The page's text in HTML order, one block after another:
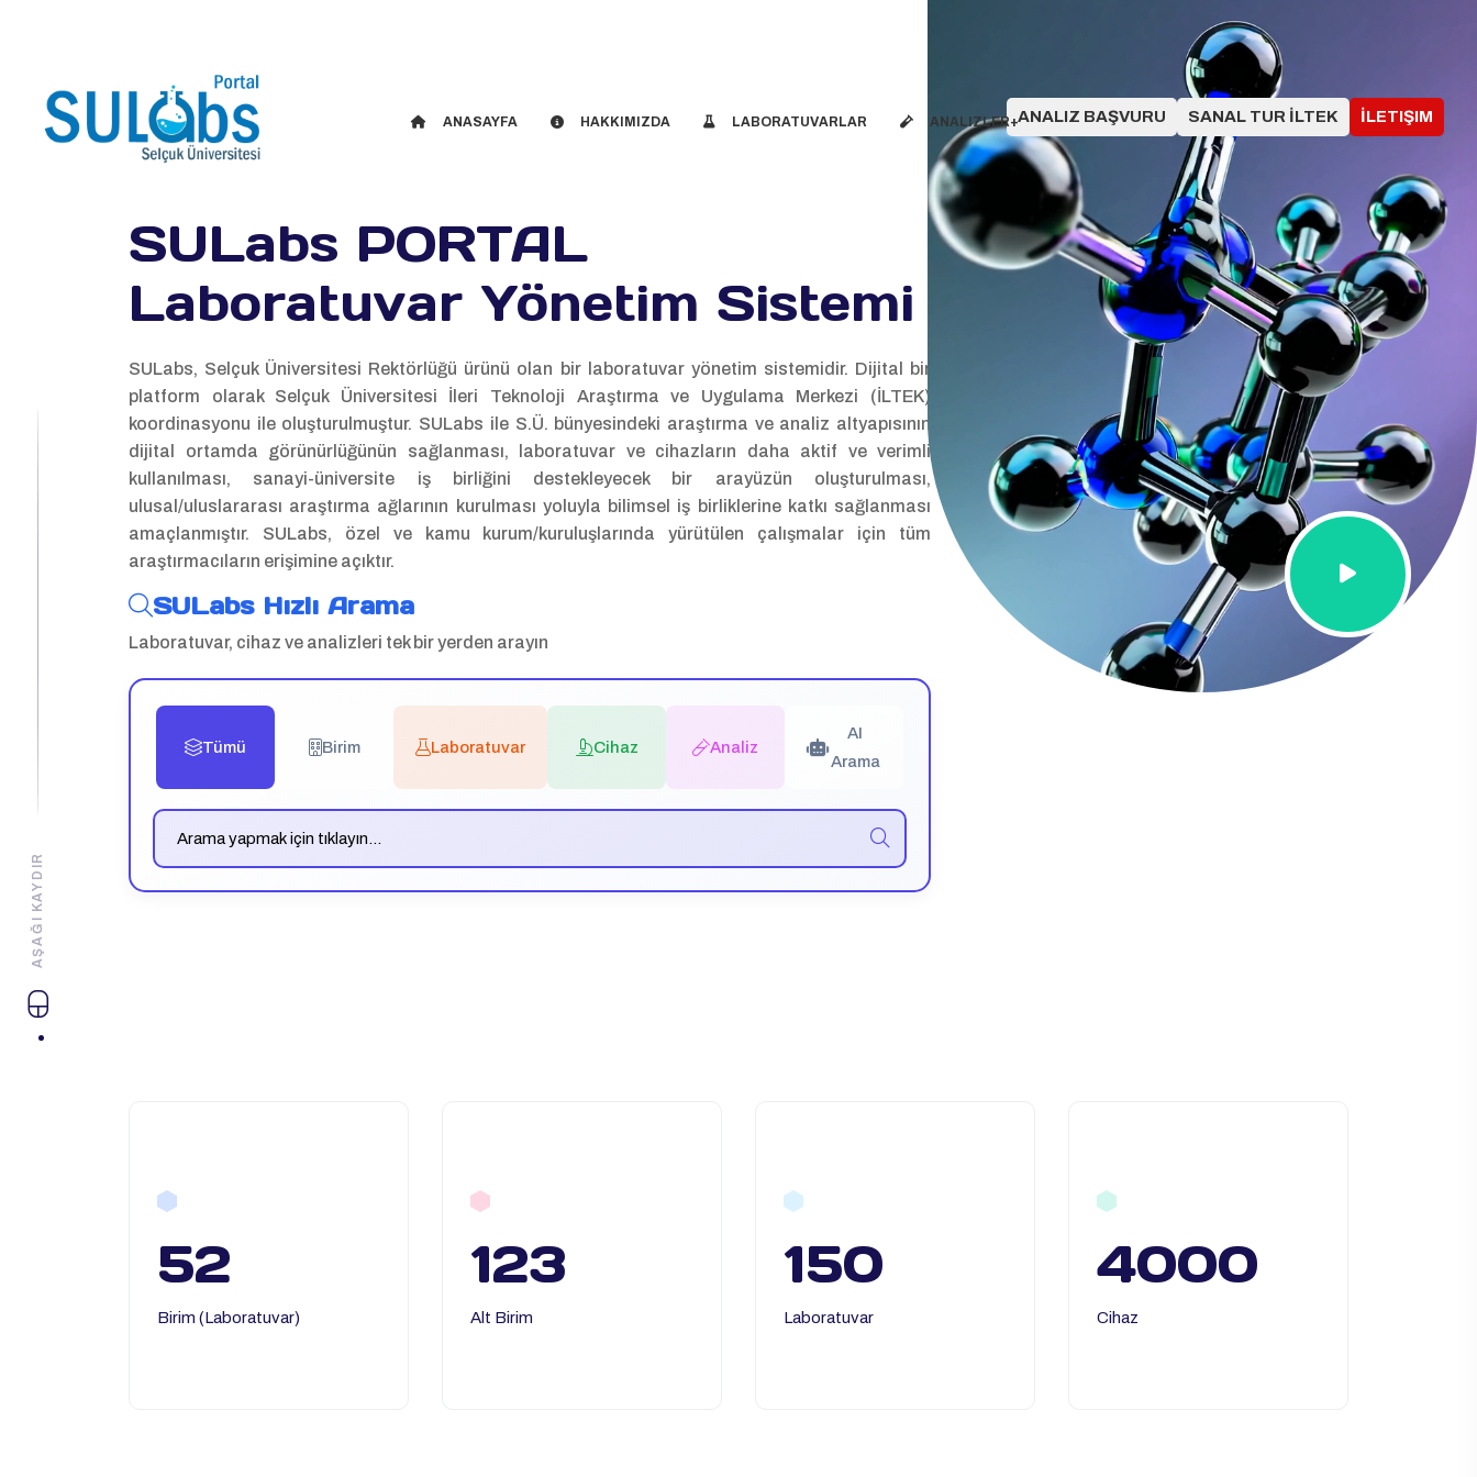
ANASAYFA HAKKIMIZDA LABORATUVARLAR ANALIZLER ANALIZ BAŞVURU SANAL TUR İLTEK İLETIŞIM
SULabs PORTAL
Laboratuvar Yönetim Sistemi
SULabs, Selçuk Üniversitesi Rektörlüğü ürünü olan bir laboratuvar yönetim sistemidir. Dijital bir
platform olarak Selçuk Üniversitesi İleri Teknoloji Araştırma ve Uygulama Merkezi (İLTEK)
koordinasyonu ile oluşturulmuştur. SULabs ile S.Ü. bünyesindeki araştırma ve analiz altyapısının
dijital ortamda görünürlüğünün sağlanması, laboratuvar ve cihazların daha aktif ve verimli
kullanılması, sanayi-üniversite iş birliğini destekleyecek bir arayüzün oluşturulması,
ulusal/uluslararası araştırma ağlarının kurulması yoluyla bilimsel iş birliklerine katkı sağlanması
amaçlanmıştır. SULabs, özel ve kamu kurum/kuruluşlarında yürütülen çalışmalar için tüm
araştırmacıların erişimine açıktır.
SULabs Hızlı Arama
Laboratuvar, cihaz ve analizleri tek bir yerden arayın
Tümü Birim Laboratuvar Cihaz Analiz
AI
Arama
AŞAĞI KAYDIR
52
Birim (Laboratuvar)
123
Alt Birim
150
Laboratuvar
4000
Cihaz